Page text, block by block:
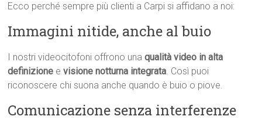
Ecco perché sempre più clienti a Carpi si affidano a noi:
Immagini nitide, anche al buio
I nostri videocitofoni offrono unaqualità video in alta
definizione evisione notturna integrata. Così puoi
riconoscere chi suona anche quando è buio o piove.
Comunicazione senza interferenze